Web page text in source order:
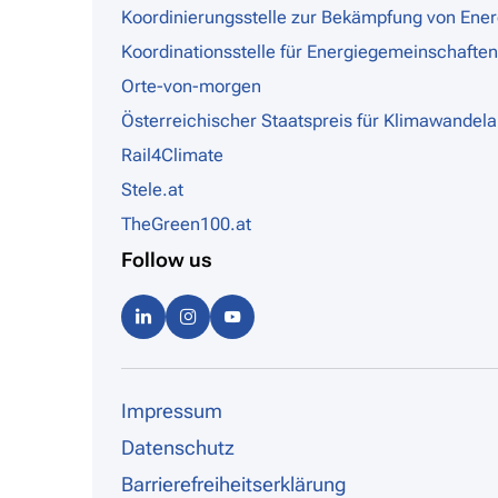
Koordinierungsstelle zur Bekämpfung von
Koordinationsstelle für Energiegemeinschaften
Orte-von-morgen
Österreichischer Staatspreis für
Rail4Climate
Stele.at
TheGreen100.at
Follow us
Linke Instag
Impressum
Datenschutz
Barrierefreiheitserklärung